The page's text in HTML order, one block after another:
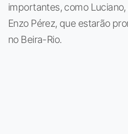
importantes, como Luciano,
Enzo Pérez, que estarão
no Beira-Rio.